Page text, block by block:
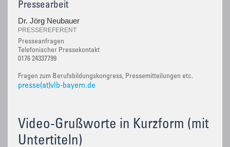
Pressearbeit
Dr. Jörg Neubauer
PRESSEREFERENT
Presseanfragen
Telefonischer Pressekontakt
0176 24337799
Fragen zum Berufsbildungskongress, Pressemitteilungen etc.
presse(at)vlb-bayern.de
Video-Grußworte in Kurzform (mit
Untertiteln)